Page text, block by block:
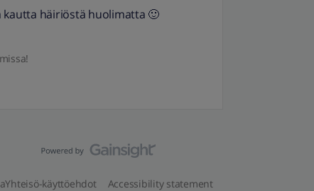
kautta häiriöstä huolimatta 🙂
käyttöehdot Accessibility statement